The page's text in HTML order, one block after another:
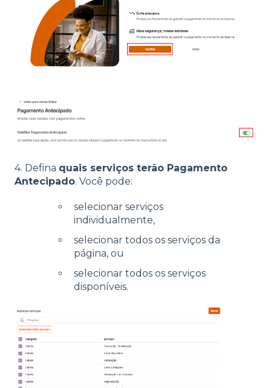
4. Defina quais serviços terão Pagamento
Antecipado. Você pode:
selecionar serviços
individualmente,
selecionar todos os serviços da
página, ou
selecionar todos os serviços
disponíveis.